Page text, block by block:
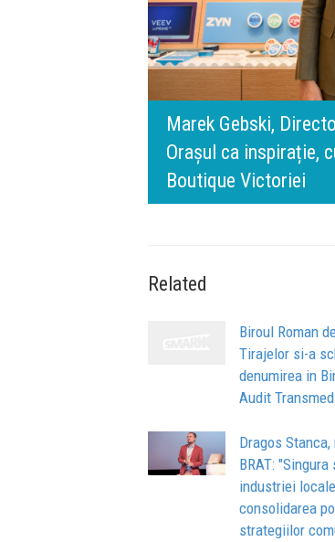
140 de ani de
timpului” este să
de oameni, siguranță
Related
Biroul Roman
Tirajelor si-a
denumirea in
Audit
Dragos
BRAT: "Singura
industriei
consolidarea
strategiilor